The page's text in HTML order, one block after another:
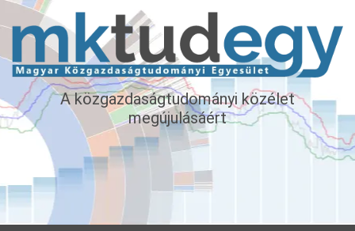
A közgazdaságtudományi közélet
megújulásáért